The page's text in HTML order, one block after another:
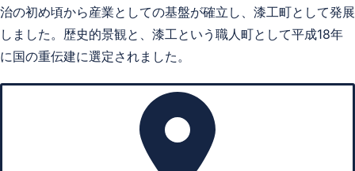
治の初め頃から産業としての基盤が確立し、漆工町として発展
しました。歴史的景観と、漆工という職人町として平成18年
に国の重伝建に選定されました。